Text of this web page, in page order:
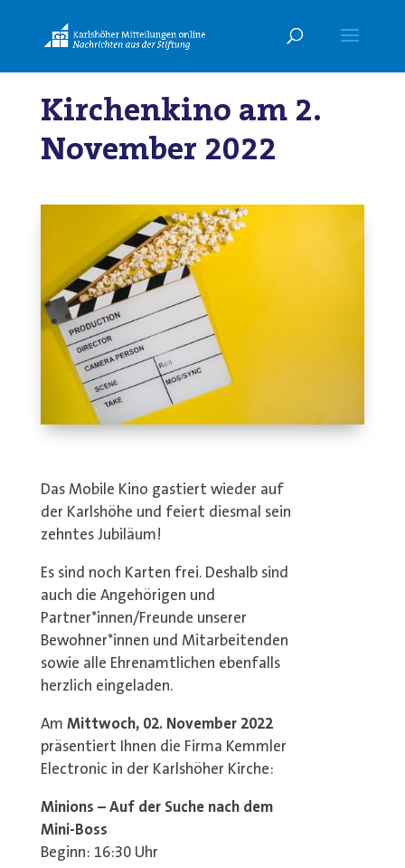
Kirchenkino am 2.
November 2022
Das Mobile Kino gastiert wieder auf
der Karlshöhe und feiert diesmal sein
zehntes Jubiläum!
Es sind noch Karten frei. Deshalb sind
auch die Angehörigen und
Partner*innen/Freunde unserer
Bewohner*innen und Mitarbeitenden
sowie alle Ehrenamtlichen ebenfalls
herzlich eingeladen.
Am Mittwoch, 02. November 2022
präsentiert Ihnen die Firma Kemmler
Electronic in der Karlshöher Kirche:
Minions – Auf der Suche nach dem
Mini-Boss
Beginn: 16:30 Uhr